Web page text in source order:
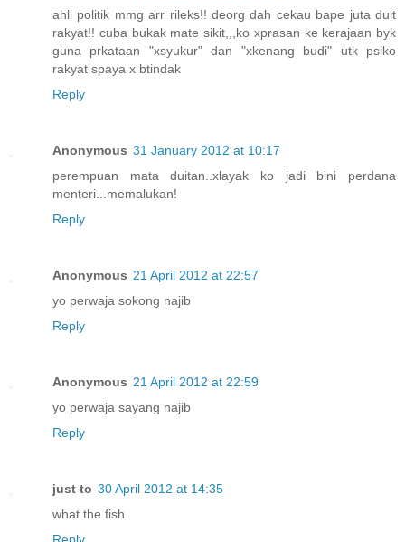
ahli politik mmg arr rileks!! deorg dah cekau bape juta duit
rakyat!! cuba bukak mate sikit,,,ko xprasan ke kerajaan byk
guna prkataan "xsyukur" dan "xkenang budi" utk psiko
rakyat spaya x btindak
Reply
Anonymous 31 January 2012 at 10:17
perempuan mata duitan..xlayak ko jadi bini perdana
menteri...memalukan!
Reply
Anonymous 21 April 2012 at 22:57
yo perwaja sokong najib
Reply
Anonymous 21 April 2012 at 22:59
yo perwaja sayang najib
Reply
just to 30 April 2012 at 14:35
what the fish